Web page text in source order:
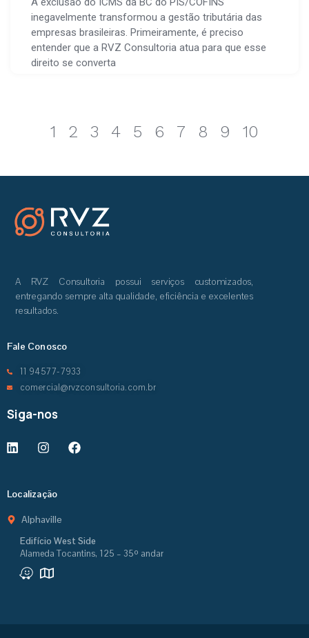
inegavelmente transformou a gestão tributária das
empresas brasileiras. Primeiramente, é preciso
entender que a RVZ Consultoria atua para que esse
direito se converta
1 2 3 4 5 6 7 8 9 10
A RVZ Consultoria possui serviços customizados,
entregando sempre alta qualidade, eficiência e excelentes
resultados.
Fale Conosco
11 94577-7933
comercial@rvzconsultoria.com.br
Siga-nos
Localização
Alphaville
Edifício West Side
Alameda Tocantins, 125 – 35º andar